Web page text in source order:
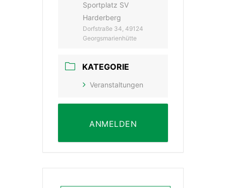
Sportplatz SV
Harderberg
Dorfstraße 34, 49124
Georgsmarienhütte
KATEGORIE
Veranstaltungen
ANMELDEN